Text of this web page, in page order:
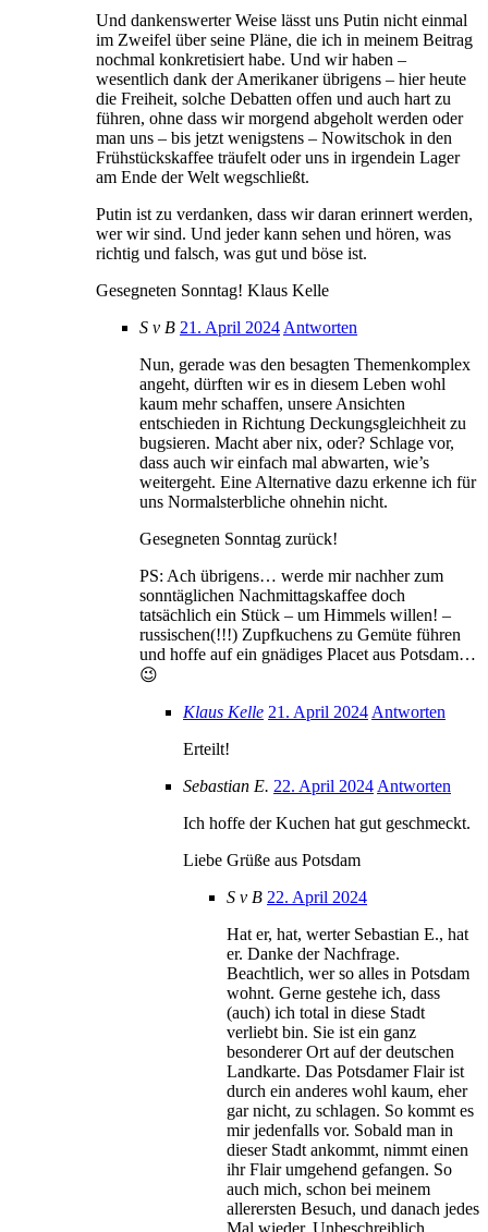
Und dankenswerter Weise lässt uns Putin nicht einmal
im Zweifel über seine Pläne, die ich in meinem Beitrag
nochmal konkretisiert habe. Und wir haben –
wesentlich dank der Amerikaner übrigens – hier heute
die Freiheit, solche Debatten offen und auch hart zu
führen, ohne dass wir morgend abgeholt werden oder
man uns – bis jetzt wenigstens – Nowitschok in den
Frühstückskaffee träufelt oder uns in irgendein Lager
am Ende der Welt wegschließt.
Putin ist zu verdanken, dass wir daran erinnert werden,
wer wir sind. Und jeder kann sehen und hören, was
richtig und falsch, was gut und böse ist.
Gesegneten Sonntag! Klaus Kelle
S v B 21. April 2024Antworten
Nun, gerade was den besagten Themenkomplex
angeht, dürften wir es in diesem Leben wohl
kaum mehr schaffen, unsere Ansichten
entschieden in Richtung Deckungsgleichheit zu
bugsieren. Macht aber nix, oder? Schlage vor,
dass auch wir einfach mal abwarten, wie’s
weitergeht. Eine Alternative dazu erkenne ich für
uns Normalsterbliche ohnehin nicht.
Gesegneten Sonntag zurück!
PS: Ach übrigens… werde mir nachher zum
sonntäglichen Nachmittagskaffee doch
tatsächlich ein Stück – um Himmels willen! –
russischen(!!!) Zupfkuchens zu Gemüte führen
und hoffe auf ein gnädiges Placet aus Potsdam…
😉
Klaus Kelle 21. April 2024Antworten
Erteilt!
Sebastian E. 22. April 2024Antworten
Ich hoffe der Kuchen hat gut geschmeckt.
Liebe Grüße aus Potsdam
S v B 22. April 2024
Hat er, hat, werter Sebastian E., hat
er. Danke der Nachfrage.
Beachtlich, wer so alles in Potsdam
wohnt. Gerne gestehe ich, dass
(auch) ich total in diese Stadt
verliebt bin. Sie ist ein ganz
besonderer Ort auf der deutschen
Landkarte. Das Potsdamer Flair ist
durch ein anderes wohl kaum, eher
gar nicht, zu schlagen. So kommt es
mir jedenfalls vor. Sobald man in
dieser Stadt ankommt, nimmt einen
ihr Flair umgehend gefangen. So
auch mich, schon bei meinem
allerersten Besuch, und danach jedes